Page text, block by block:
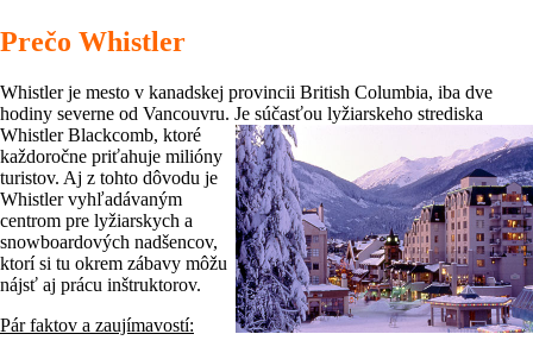
Prečo Whistler
Whistler je mesto v kanadskej provincii British Columbia, iba dve
hodiny severne od Vancouvru. Je súčasťou lyžiarskeho strediska
Whistler Blackcomb, ktoré
každoročne priťahuje milióny
turistov. Aj z tohto dôvodu je
Whistler vyhľadávaným
centrom pre lyžiarskych a
snowboardových nadšencov,
ktorí si tu okrem zábavy môžu
nájsť aj prácu inštruktorov.
Pár faktov a zaujímavostí: